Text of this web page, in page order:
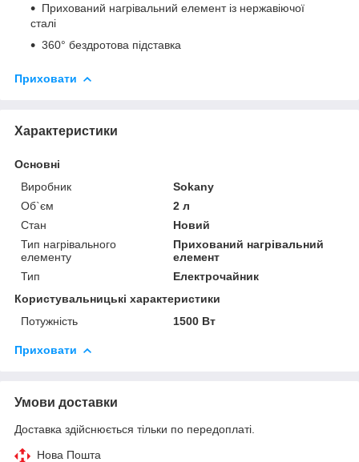
Прихований нагрівальний елемент із нержавіючої
сталі
360° бездротова підставка
Приховати
Характеристики
Основні
Виробник
Sokany
Об`єм
2 л
Стан
Новий
Тип нагрівального
елементу
Прихований нагрівальний
елемент
Тип
Електрочайник
Користувальницькі характеристики
Потужність
1500 Вт
Приховати
Умови доставки
Доставка здійснюється тільки по передоплаті.
Нова Пошта